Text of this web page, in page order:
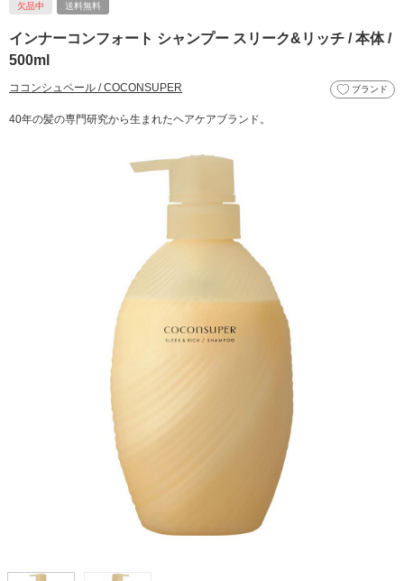
欠品中 送料無料
インナーコンフォート シャンプー スリーク&リッチ / 本体 /
500ml
ココンシュペール / COCONSUPER ブランド
40年の髪の専門研究から生まれたヘアケアブランド。